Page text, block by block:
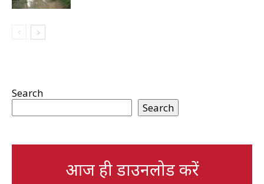
Search
Search
आज ही डाउनलोड करें